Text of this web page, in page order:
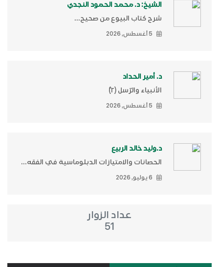
الشيخ: د. محمد الحمود النجدي
شرح كتاب البيوع من صحيح...
5 أغسطس, 2026
د. أمير الحداد
الأنبياء والرّسل (٢)ّ
5 أغسطس, 2026
د.وليد خالد الربيع
الحصانات والامتيازات الدبلوماسية في الفقه...
6 يوليو, 2026
عداد الزوار
51